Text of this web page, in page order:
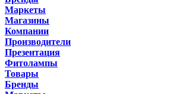
Маркеты
Магазины
Компании
Производители
Презентация
Фитолампы
Товары
Бренды